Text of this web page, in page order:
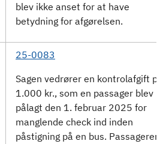
blev ikke anset for at have
betydning for afgørelsen.
25-0083
Sagen vedrører en kontrolafgift på
1.000 kr., som en passager blev
pålagt den 1. februar 2025 for
manglende check ind inden
påstigning på en bus. Passageren